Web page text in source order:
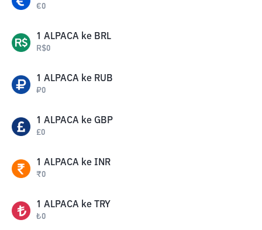
€0
1 ALPACA ke BRL
R$0
1 ALPACA ke RUB
₽0
1 ALPACA ke GBP
£0
1 ALPACA ke INR
₹0
1 ALPACA ke TRY
₺0